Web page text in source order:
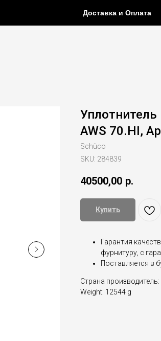
Доставка и Оплата
AWS 70.HI,
Schüco
SKU: 284839
40500,00 р.
Купить
Гарантия
фурнитуру, с
Поставляется в
Страна
Weight: 12544 g